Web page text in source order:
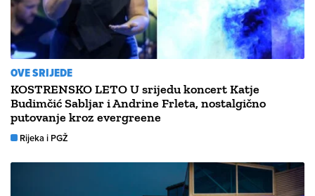
OVE SRIJEDE
KOSTRENSKO LETO U srijedu koncert Katje
Budimčić Sabljar i Andrine Frleta, nostalgično
putovanje kroz evergreene
Rijeka i PGŽ